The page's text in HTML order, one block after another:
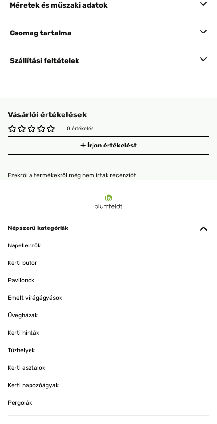
Méretek és műszaki adatok
Csomag tartalma
Szállítási feltételek
Vásárlói értékelések
0 értékelés
Írjon értékelést
Ezekről a termékekről még nem írtak recenziót
Népszerű kategóriák
Napellenzők
Kerti bútor
Pavilonok
Emelt virágágyások
Üvegházak
Kerti hinták
Tűzhelyek
Kerti asztalok
Kerti napozóágyak
Pergolák